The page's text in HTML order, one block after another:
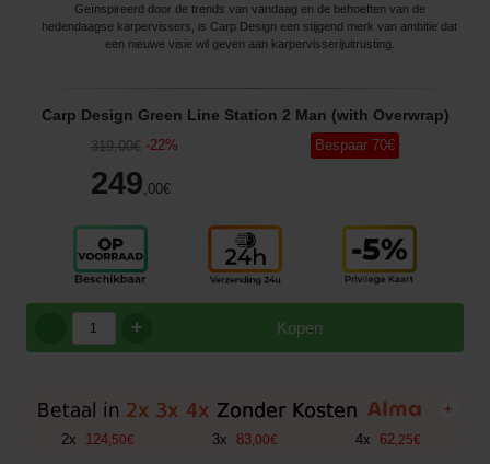
Geïnspireerd door de trends van vandaag en de behoeften van de
hedendaagse karpervissers, is Carp Design een stijgend merk van ambitie dat
een nieuwe visie wil geven aan karpervisserijuitrusting.
Carp Design Green Line Station 2 Man (with Overwrap)
319,00€ -22%
249 ,00€
Bespaar 70€
Kopen
+
+
2x 124, 50€ 3x 83, 00€ 4x 62 25€